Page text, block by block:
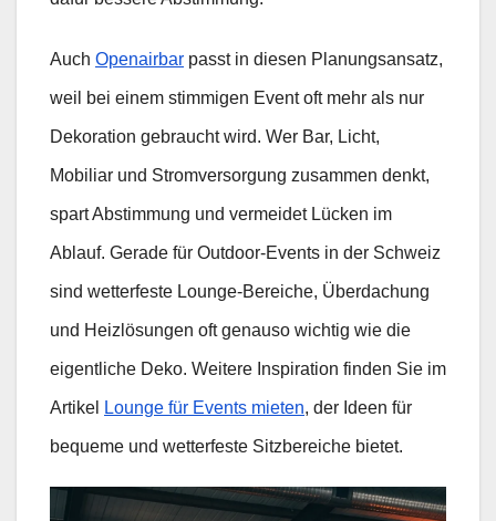
Auch Openairbar passt in diesen Planungsansatz,
weil bei einem stimmigen Event oft mehr als nur
Dekoration gebraucht wird. Wer Bar, Licht,
Mobiliar und Stromversorgung zusammen denkt,
spart Abstimmung und vermeidet Lücken im
Ablauf. Gerade für Outdoor-Events in der Schweiz
sind wetterfeste Lounge-Bereiche, Überdachung
und Heizlösungen oft genauso wichtig wie die
eigentliche Deko. Weitere Inspiration finden Sie im
Artikel Lounge für Events mieten, der Ideen für
bequeme und wetterfeste Sitzbereiche bietet.